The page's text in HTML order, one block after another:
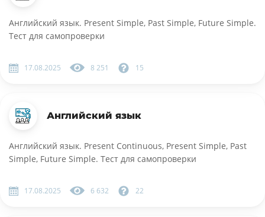
Английский язык. Present Simple, Past Simple, Future Simple.
Тест для самопроверки
17.08.2025 8 251 15
Английский язык
Английский язык. Present Continuous, Present Simple, Past
Simple, Future Simple. Тест для самопроверки
17.08.2025 6 632 22